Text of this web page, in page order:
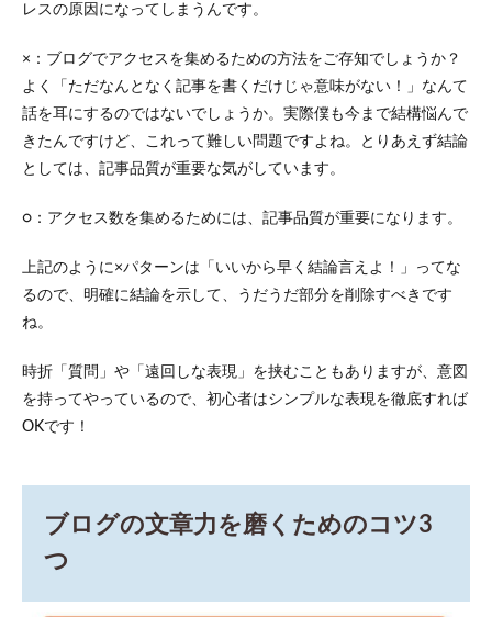
レスの原因になってしまうんです。
×：ブログでアクセスを集めるための方法をご存知でしょうか？
よく「ただなんとなく記事を書くだけじゃ意味がない！」なんて
話を耳にするのではないでしょうか。実際僕も今まで結構悩んで
きたんですけど、これって難しい問題ですよね。とりあえず結論
としては、記事品質が重要な気がしています。
○：アクセス数を集めるためには、記事品質が重要になります。
上記のように×パターンは「いいから早く結論言えよ！」ってな
るので、明確に結論を示して、うだうだ部分を削除すべきです
ね。
時折「質問」や「遠回しな表現」を挟むこともありますが、意図
を持ってやっているので、初心者はシンプルな表現を徹底すれば
OKです！
ブログの文章力を磨くためのコツ3
つ